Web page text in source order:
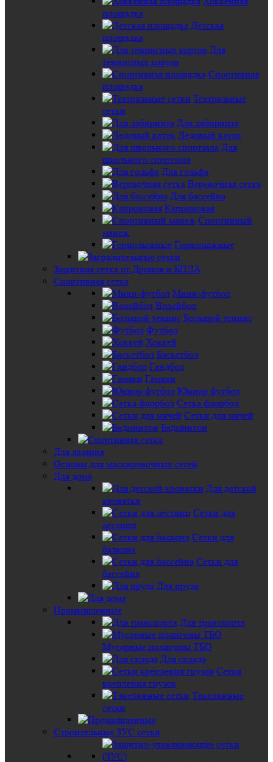
площадка
Детская
площадка
Для
теннисных кортов
Спортивная
площадка
Театральные
сетки
Для лабиринта
Ледовый каток
Для
школьного спортзала
Для гольфа
Веревочная сетка
Для бассейна
Капроновая
Спортивный
манеж
Горнолыжные
Защитная сетка от Дронов и БПЛА
Спортивная сетка
Мини-футбол
Волейбол
Большой теннис
Футбол
Хоккей
Баскетбол
Гандбол
Гамаки
Юниор футбол
Сетка флорбол
Сетки для мячей
Бадминтон
Для лазания
Основы для маскировочных сетей
Для дома
Для детской
кроватки
Сетки для
лестниц
Сетки для
балкона
Сетки для
бассейна
Для пруда
Промышленные
Для транспорта
Мусорные полигоны ТБО
Для склада
Сетки
крепления грузов
Такелажные
сетки
Строительные ЗУС сетки